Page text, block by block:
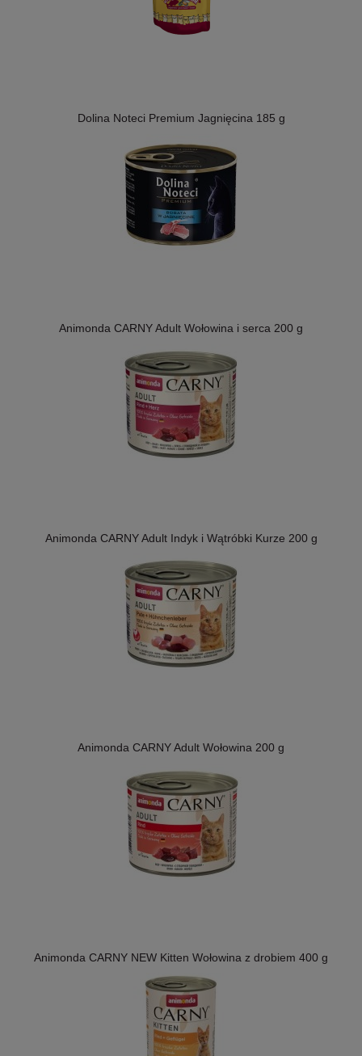
Dolina Noteci Premium Jagnięcina 185 g
Animonda CARNY Adult Wołowina i serca 200 g
Animonda CARNY Adult Indyk i Wątróbki Kurze 200 g
Animonda CARNY Adult Wołowina 200 g
Animonda CARNY NEW Kitten Wołowina z drobiem 400 g